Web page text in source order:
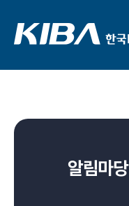
알림마당